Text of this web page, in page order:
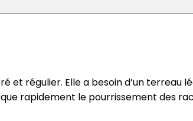
et régulier. Elle a besoin d’un terreau
rapidement le pourrissement des